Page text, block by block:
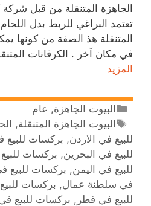
الجاهزة المتنقلة من قبل شركة
تعتمد البراغي للربط بدل اللحام
المتنقلة هذ الصفة من كونها
في مكان آخر . الكرفانات
المزيد
البيوت الجاهزة, عام
البيوت الجاهزة المتنقلة,
للبيع في الاردن, بركسات للبيع
للبيع في البحرين, بركسات
للبيع في اليمن, بركسات للبيع
في سلطنة عمال, بركسات
للبيع في قطر , بركسات للبيع في